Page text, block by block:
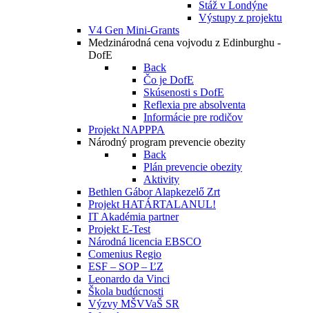
Stáž v Londýne
Výstupy z projektu
V4 Gen Mini-Grants
Medzinárodná cena vojvodu z Edinburghu -
DofE
Back
Čo je DofE
Skúsenosti s DofE
Reflexia pre absolventa
Informácie pre rodičov
Projekt NAPPPA
Národný program prevencie obezity
Back
Plán prevencie obezity
Aktivity
Bethlen Gábor Alapkezelő Zrt
Projekt HATÁRTALANUL!
IT Akadémia partner
Projekt E-Test
Národná licencia EBSCO
Comenius Regio
ESF – SOP – ĽZ
Leonardo da Vinci
Škola budúcnosti
Výzvy MŠVVaŠ SR